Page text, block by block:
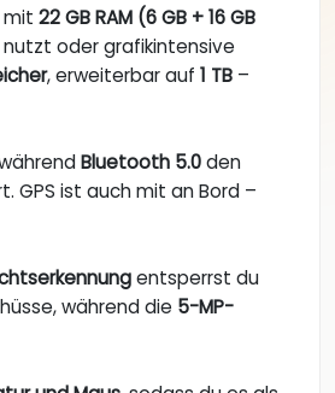
mit22 GB RAM (6 GB + 16 GB
oder grafikintensive
, erweiterbar auf1 TB –
Bluetooth 5.0den
GPS ist auch mit an Bord –
entsperrst du
während die 5-MP-